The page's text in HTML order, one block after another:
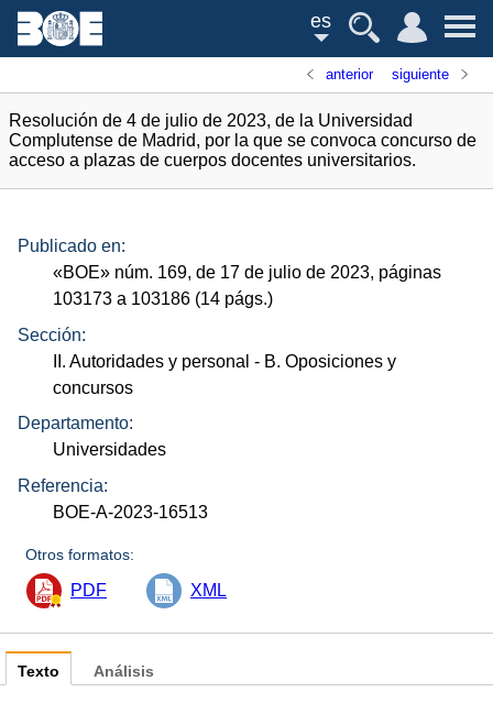
es
anterior siguiente
Resolución de 4 de julio de 2023, de la Universidad
Complutense de Madrid, por la que se convoca concurso de
acceso a plazas de cuerpos docentes universitarios.
Publicado en:
«BOE» núm. 169, de 17 de julio de 2023, páginas
103173 a 103186 (14 págs.)
Sección:
II. Autoridades y personal - B. Oposiciones y
concursos
Departamento:
Universidades
Referencia:
BOE-A-2023-16513
Otros formatos:
PDF XML
Texto Análisis